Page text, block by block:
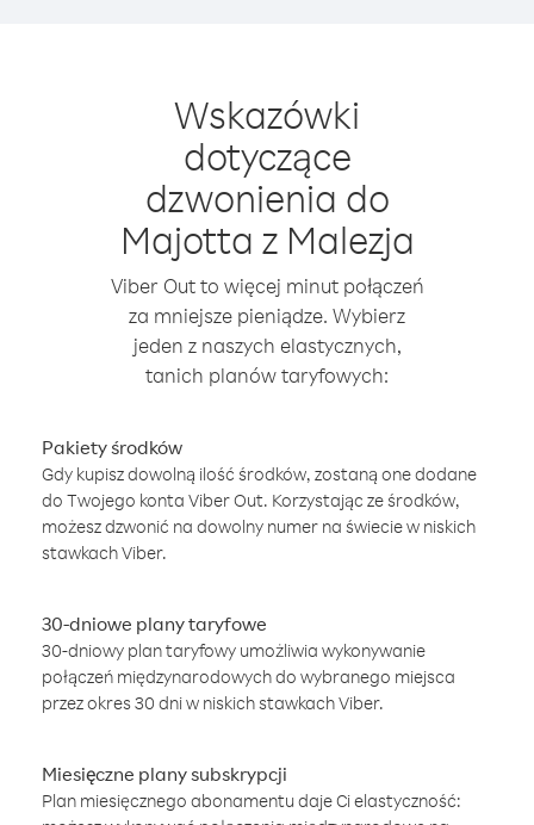
Wskazówki
dotyczące
dzwonienia do
Majotta z Malezja
Viber Out to więcej minut połączeń
za mniejsze pieniądze. Wybierz
jeden z naszych elastycznych,
tanich planów taryfowych:
Pakiety środków
Gdy kupisz dowolną ilość środków, zostaną one dodane
do Twojego konta Viber Out. Korzystając ze środków,
możesz dzwonić na dowolny numer na świecie w niskich
stawkach Viber.
30-dniowe plany taryfowe
30-dniowy plan taryfowy umożliwia wykonywanie
połączeń międzynarodowych do wybranego miejsca
przez okres 30 dni w niskich stawkach Viber.
Miesięczne plany subskrypcji
Plan miesięcznego abonamentu daje Ci elastyczność: